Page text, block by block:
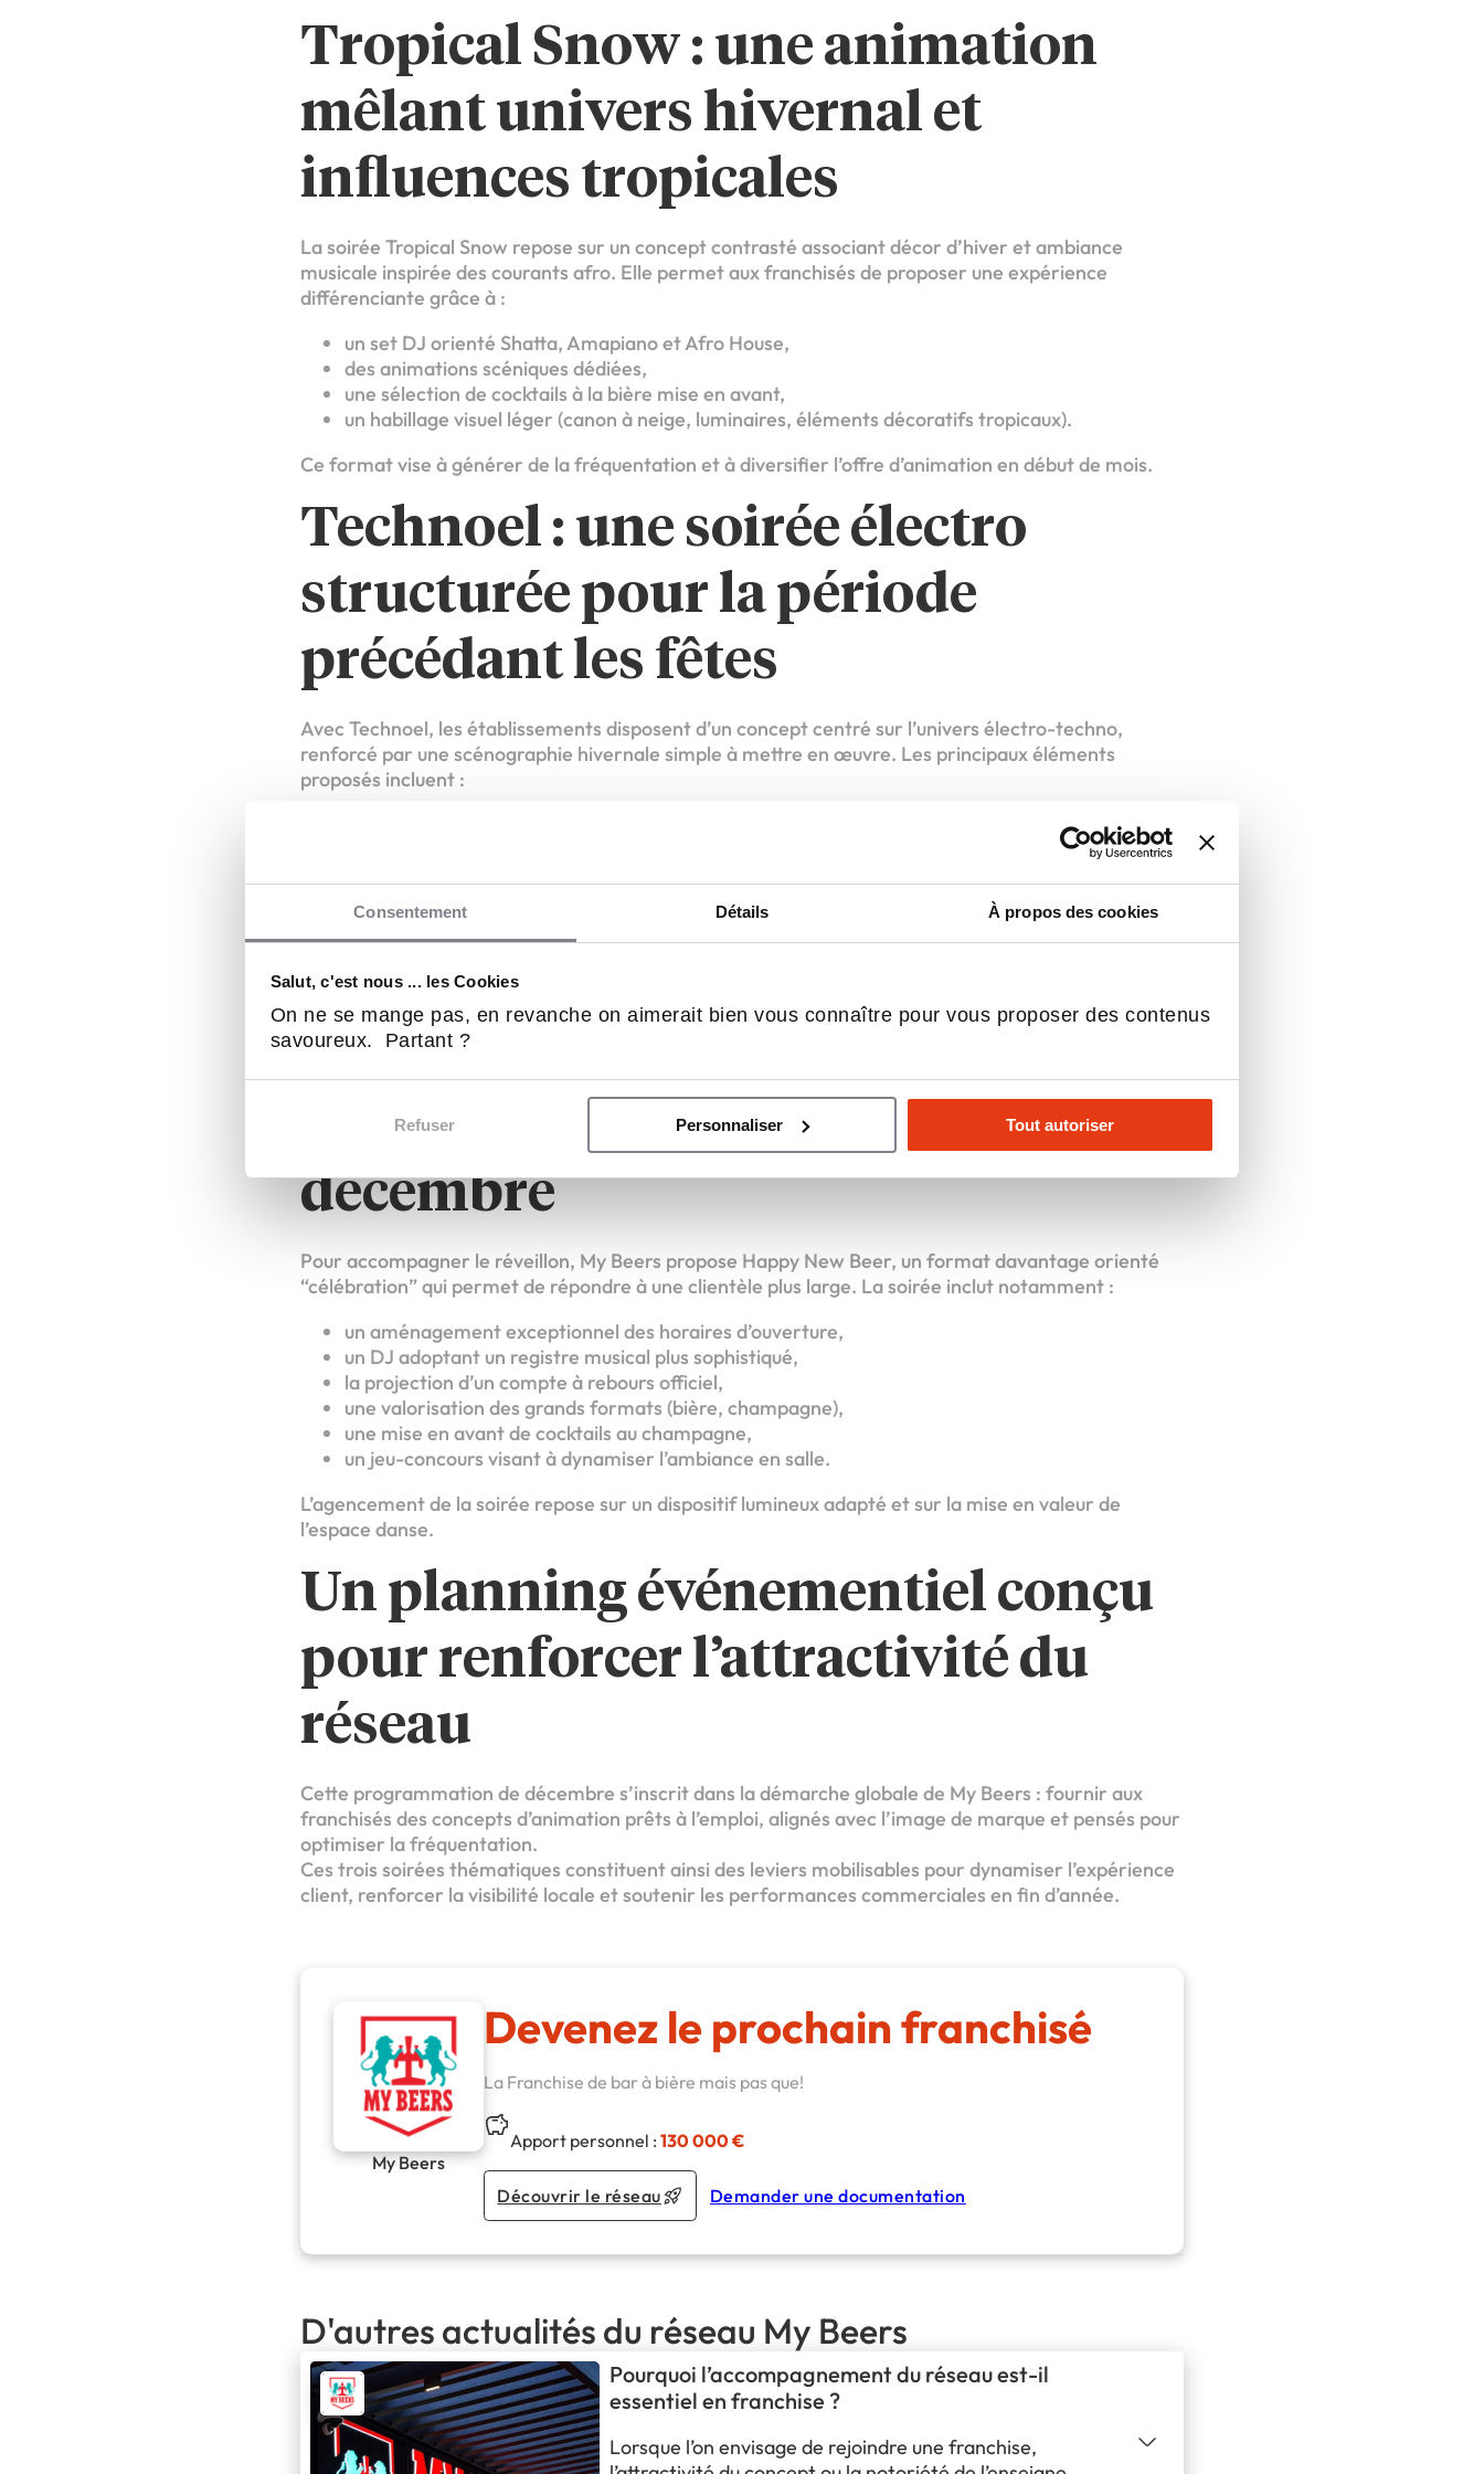
Consentement Détails À propos des cookies
Salut, c'est nous ... les Cookies
On ne se mange pas, en revanche on aimerait bien vous connaître pour vous proposer des contenus
savoureux. Partant ?
Refuser Personnaliser Tout autoriser
Tropical Snow : une animation
mêlant univers hivernal et
influences tropicales
La soirée Tropical Snow repose sur un concept contrasté associant décor d’hiver et ambiance
musicale inspirée des courants afro. Elle permet aux franchisés de proposer une expérience
différenciante grâce à :
un set DJ orienté Shatta, Amapiano et Afro House,
des animations scéniques dédiées,
une sélection de cocktails à la bière mise en avant,
un habillage visuel léger (canon à neige, luminaires, éléments décoratifs tropicaux).
Ce format vise à générer de la fréquentation et à diversifier l’offre d’animation en début de mois.
Technoel : une soirée électro
structurée pour la période
précédant les fêtes
Avec Technoel, les établissements disposent d’un concept centré sur l’univers électro-techno,
renforcé par une scénographie hivernale simple à mettre en œuvre. Les principaux éléments
proposés incluent :
la diffusion de contenus visuels adaptés,
des distributions de goodies disponibles en interne.
L’ambiance repose sur une mise en lumière bleutée et quelques éléments décoratifs hivernaux,
permettant une installation rapide sans contrainte logistique majeure.
Happy New Beer : un dispositif
premium dédié à la soirée du 31
décembre
Pour accompagner le réveillon, My Beers propose Happy New Beer, un format davantage orienté
“célébration” qui permet de répondre à une clientèle plus large. La soirée inclut notamment :
un aménagement exceptionnel des horaires d’ouverture,
un DJ adoptant un registre musical plus sophistiqué,
la projection d’un compte à rebours officiel,
une valorisation des grands formats (bière, champagne),
une mise en avant de cocktails au champagne,
un jeu-concours visant à dynamiser l’ambiance en salle.
L’agencement de la soirée repose sur un dispositif lumineux adapté et sur la mise en valeur de
l’espace danse.
Un planning événementiel conçu
pour renforcer l’attractivité du
réseau
Cette programmation de décembre s’inscrit dans la démarche globale de My Beers : fournir aux
franchisés des concepts d’animation prêts à l’emploi, alignés avec l’image de marque et pensés pour
optimiser la fréquentation.
Ces trois soirées thématiques constituent ainsi des leviers mobilisables pour dynamiser l’expérience
client, renforcer la visibilité locale et soutenir les performances commerciales en fin d’année.
My Beers
Devenez le prochain franchisé
La Franchise de bar à bière mais pas que!
Apport personnel : 130 000 €
Découvrir le réseau Demander une documentation
D'autres actualités du réseau My Beers
Pourquoi l’accompagnement du réseau est-il
essentiel en franchise ?
Lorsque l’on envisage de rejoindre une franchise,